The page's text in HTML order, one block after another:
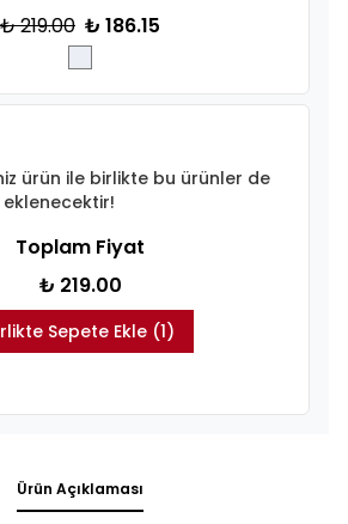
₺ 219.00 ₺ 186.15
ürün ile birlikte bu ürünler de
Toplam Fiyat
₺ 219.00
Sepete Ekle (1)
Ürün Açıklaması